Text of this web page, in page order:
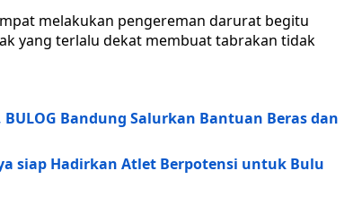
melakukan pengereman darurat begitu
yang terlalu dekat membuat tabrakan tidak
Bandung Salurkan Bantuan Beras dan
siap Hadirkan Atlet Berpotensi untuk Bulu